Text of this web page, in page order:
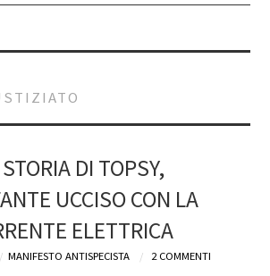
DI TOPSY,
UCCISO CON LA
ELETTRICA
MANIFESTO ANTISPECISTA 2 COMMENTI